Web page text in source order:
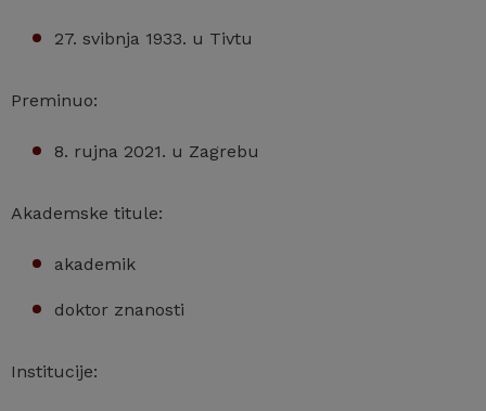
27. svibnja 1933. u Tivtu
Preminuo:
8. rujna 2021. u Zagrebu
Akademske titule:
akademik
doktor znanosti
Institucije: